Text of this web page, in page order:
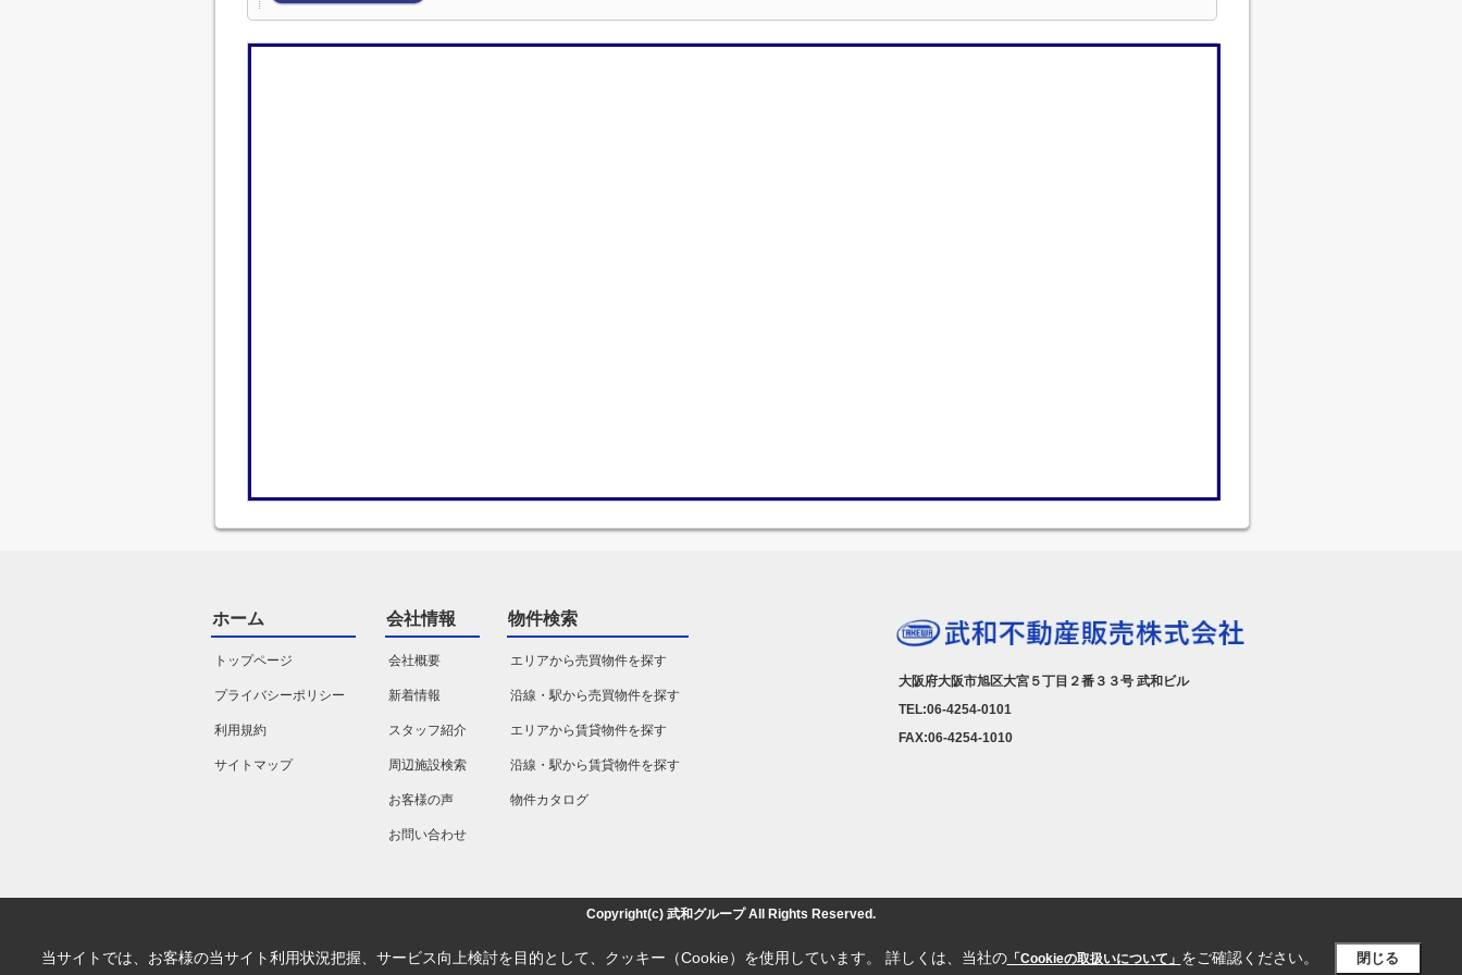
ホーム
トップページ
プライバシーポリシー
利用規約
サイトマップ
会社情報
会社概要
新着情報
スタッフ紹介
周辺施設検索
お客様の声
お問い合わせ
物件検索
エリアから売買物件を探す
沿線・駅から売買物件を探す
エリアから賃貸物件を探す
沿線・駅から賃貸物件を探す
物件カタログ
大阪府大阪市旭区大宮５丁目２番３３号 武和ビル
TEL:06-4254-0101
FAX:06-4254-1010
Copyright(c) 武和グループ All Rights Reserved.
当サイトでは、お客様の当サイト利用状況把握、サービス向上検討を目的として、クッキー（Cookie）を使用しています。 詳しくは、当社の「Cookieの取扱いについて」 をご確認ください。 閉じる